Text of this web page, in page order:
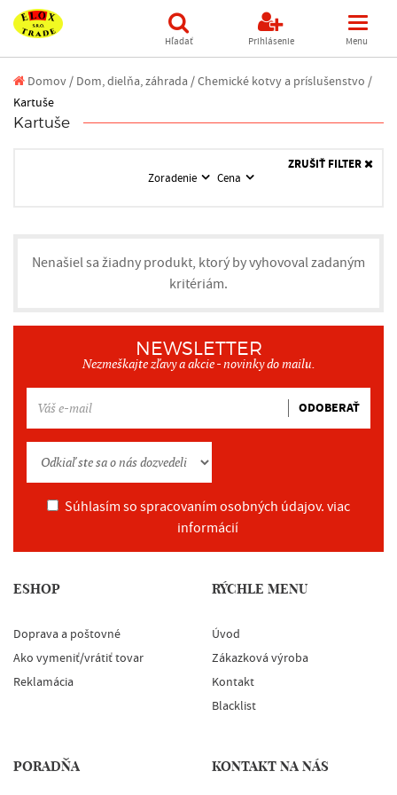
Hľadať Prihlásenie Menu
Domov/ Dom, dielňa, záhrada /Chemické kotvy a príslušenstvo /
Kartuše
Kartuše
Zoradenie Cena
ZRUŠIŤ FILTER
Nenašiel sa žiadny produkt, ktorý by vyhovoval zadaným
kritériám.
NEWSLETTER
Nezmeškajte zľavy a akcie - novinky do mailu.
ODOBERAŤ
Súhlasím so spracovaním osobných údajov. viac
informácií
ESHOP
Doprava a poštovné
Ako vymeniť/vrátiť tovar
Reklamácia
RÝCHLE MENU
Úvod
Zákazková výroba
Kontakt
Blacklist
PORADŇA KONTAKT NA NÁS